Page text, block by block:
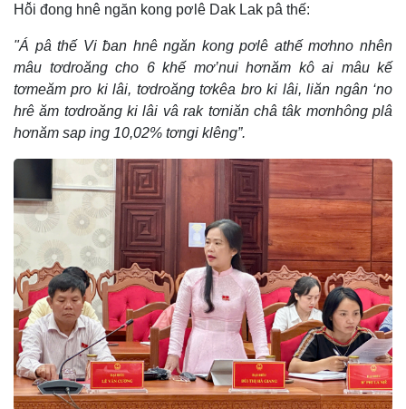
Hô̆i đong hnê ngăn kong pơlê Dak Lak pâ thế:
"Á pâ thế Vi ƀan hnê ngăn kong pơlê athế mơhno nhên
mâu tơdroăng cho 6 khế mơ’nui hơnăm kô ai mâu kế
tơmeăm pro ki lâi, tơdroăng tơkêa bro ki lâi, liăn ngân ‘no
hrê ăm tơdroăng ki lâi vâ rak tơniăn châ tâk mơnhông plâ
hơnăm sap ing 10,02% tơngi klêng”.